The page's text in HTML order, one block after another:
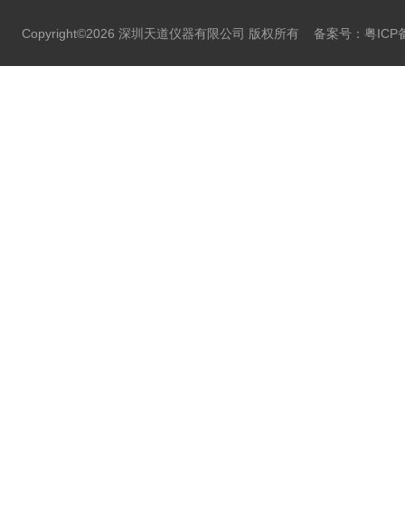
Copyright©2026 深圳天道仪器有限公司 版权所有 备案号：粤ICP